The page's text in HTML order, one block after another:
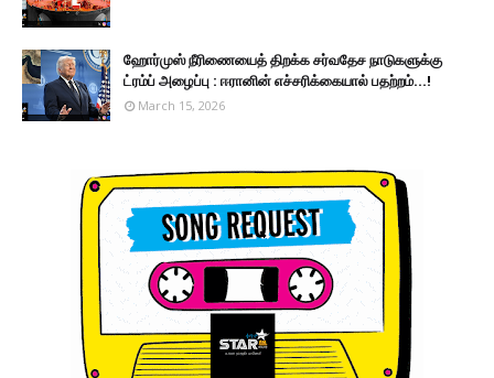
ஹோர்முஸ் நீரிணையைத் திறக்க சர்வதேச நாடுகளுக்கு
ட்ரம்ப் அழைப்பு : ஈரானின் எச்சரிக்கையால் பதற்றம்...!
March 15, 2026